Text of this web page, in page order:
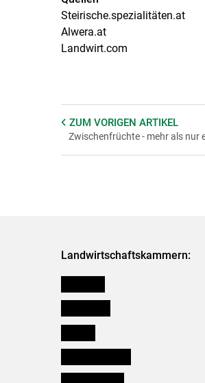
Steirische.spezialitäten.at
Alwera.at
Landwirt.com
ZUM VORIGEN ARTIKEL
Zwischenfrüchte - mehr als nur
Landwirtschaftskammern: